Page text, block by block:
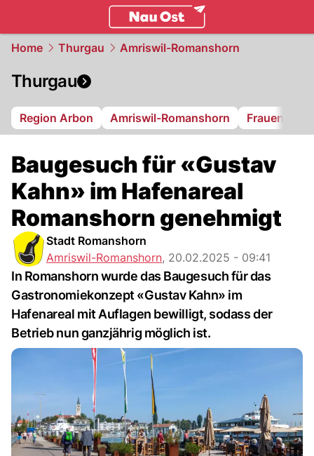
Home Thurgau Amriswil-Romanshorn
Thurgau
Region Arbon Amriswil-Romanshorn Frauenfeld
Baugesuch für «Gustav
Kahn» im Hafenareal
Romanshorn genehmigt
Stadt Romanshorn
Amriswil-Romanshorn, 20.02.2025 - 09:41
In Romanshorn wurde das Baugesuch für das
Gastronomiekonzept «Gustav Kahn» im
Hafenareal mit Auflagen bewilligt, sodass der
Betrieb nun ganzjährig möglich ist.